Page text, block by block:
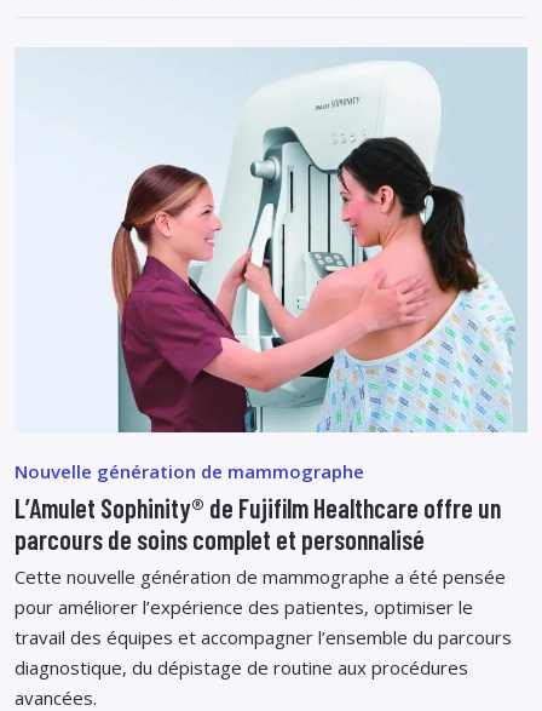
Nouvelle génération de mammographe
L’Amulet Sophinity® de Fujifilm Healthcare offre un
parcours de soins complet et personnalisé
Cette nouvelle génération de mammographe a été pensée
pour améliorer l’expérience des patientes, optimiser le
travail des équipes et accompagner l’ensemble du parcours
diagnostique, du dépistage de routine aux procédures
avancées.